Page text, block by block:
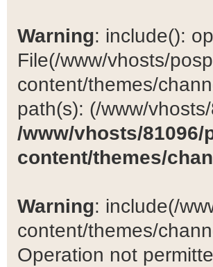
Warning: include():
File(/www/vhosts/
content/themes/
path(s): (/www/
/www/vhosts/81096/
content/themes/
Warning: include(/
content/themes/
Operation not